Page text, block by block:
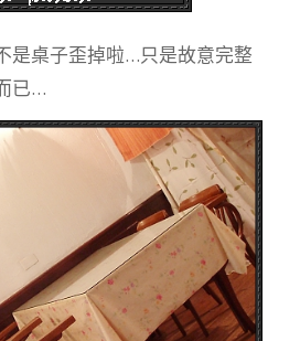
是桌子歪掉啦…只是故意完整
已…